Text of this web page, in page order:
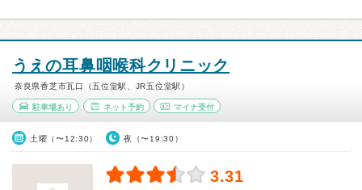
うえの耳鼻咽喉科クリニック
奈良県香芝市瓦口（五位堂駅、JR五位堂駅）
駐車場あり ネット予約 マイナ受付
土曜（〜12:30） 夜（〜19:30）
3.31